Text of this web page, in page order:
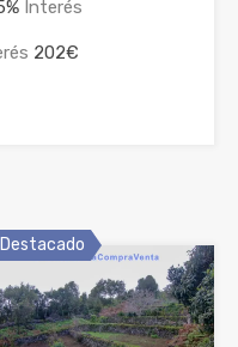
% Interés
202€
Destacado